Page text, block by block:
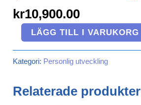
kr10,900.00
LÄGG TILL I VARUKORG
Kategori: Personlig utveckling
Relaterade produkter